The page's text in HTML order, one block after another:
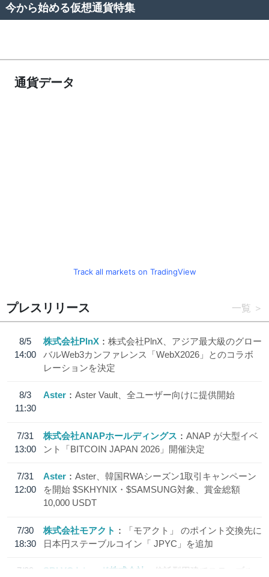
今から始める仮想通貨特集
通貨データ
Track all markets on TradingView
プレスリリース 一覧
8/5
14:00
株式会社PlnX
株式会社PlnX、アジア最大級のグロー
バルWeb3カンファレンス「WebX2026」とのコラボ
レーションを決定
8/3
11:30
Aster Aster Vault、全ユーザー向けに提供開始
7/31
13:00
株式会社ANAPホールディングス
ANAP が大型イベ
ント「BITCOIN JAPAN 2026」開催決定
7/31
12:00
Aster
Aster、韓国RWAシーズン1取引キャンペーン
を開始 $SKHYNIX・$SAMSUNG対象、賞金総額
10,000 USDT
7/30
18:30
株式会社モアクト
「モアクト」 のポイント交換先に
日本円ステーブルコイン「 JPYC」を追加
7/29
SBI VCトレード株式会社
信託型円建てステーブル